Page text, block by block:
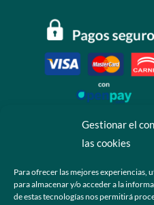
Gestionar el
las cookies
Para ofrecer las mejores experiencias,
para almacenar y/o acceder a la
de estas tecnologías nos permitirá
 +52 55 6173 7725